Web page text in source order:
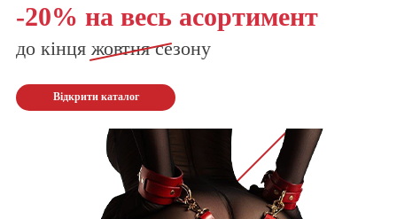
-20% на весь асортимент
до кінця жовтнясезону
Відкрити каталог